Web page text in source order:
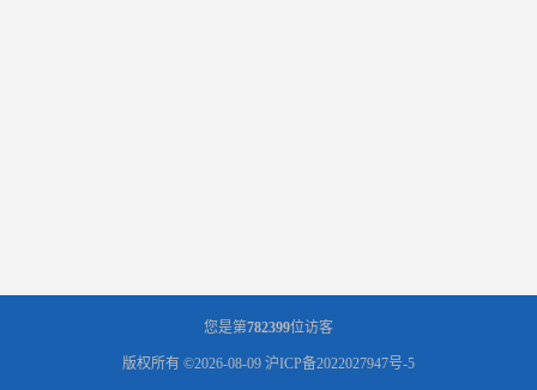
您是第782399位访客
版权所有 ©2026-08-09 沪ICP备2022027947号-5